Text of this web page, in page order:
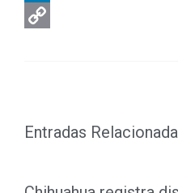
LinkedIn
Entradas